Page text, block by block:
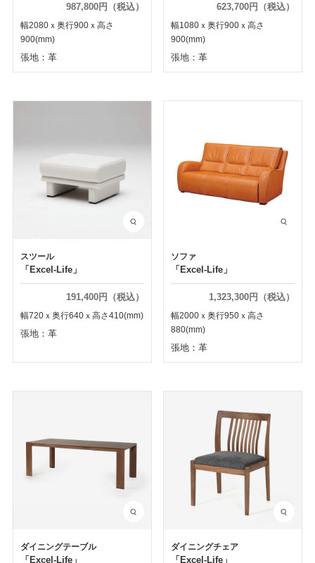
987,800円（税込）
幅2080ｘ奥行900ｘ高さ
900(mm)
張地：革
623,700円（税込）
幅1080ｘ奥行900ｘ高さ
900(mm)
張地：革
スツール
「Excel-Life」
191,400円（税込）
幅720ｘ奥行640ｘ高さ410(mm)
張地：革
ソファ
「Excel-Life」
1,323,300円（税込）
幅2000ｘ奥行950ｘ高さ
880(mm)
張地：革
ダイニングテーブル
「Excel-Life」
ダイニングチェア
「Excel-Life」